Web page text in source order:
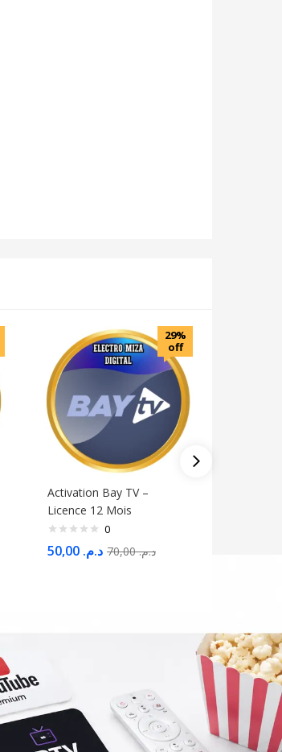
29%
off
Activation Bay TV –
Licence 12 Mois
0
د.م. د.م.70,00